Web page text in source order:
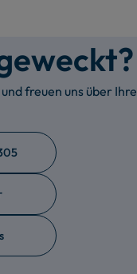
freuen uns über Ihre